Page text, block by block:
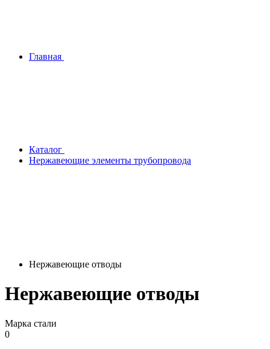
Главная
Каталог
Нержавеющие элементы трубопровода
Нержавеющие отводы
Нержавеющие отводы
Марка стали
0